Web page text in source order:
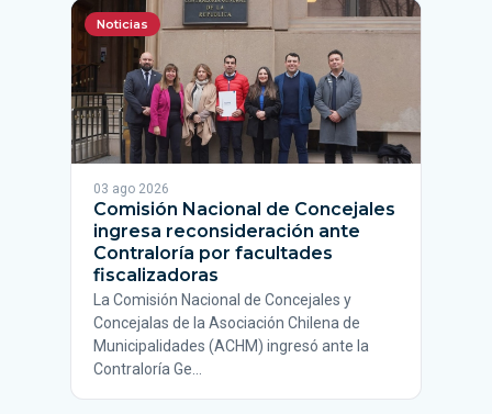
Noticias
03 ago 2026
Comisión Nacional de Concejales
ingresa reconsideración ante
Contraloría por facultades
fiscalizadoras
La Comisión Nacional de Concejales y
Concejalas de la Asociación Chilena de
Municipalidades (ACHM) ingresó ante la
Contraloría Ge…